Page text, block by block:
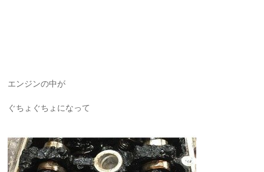
エンジンの中が
ぐちょぐちょになって